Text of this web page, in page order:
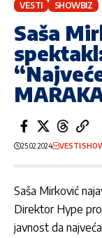
VESTI SHOWBIZ
Saša
25.02.2024 VESTI
Saša Mirković
Direktor Hype
javnost da